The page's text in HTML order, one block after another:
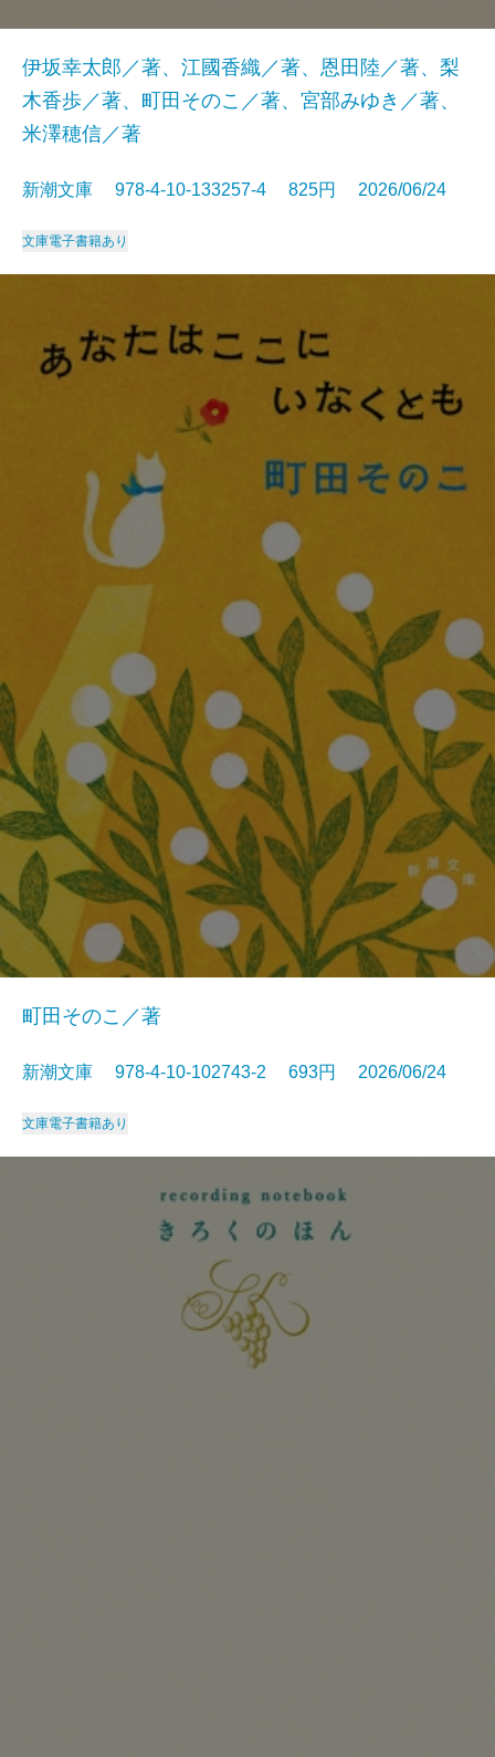
伊坂幸太郎／著、江國香織／著、恩田陸／著、梨
木香歩／著、町田そのこ／著、宮部みゆき／著、
米澤穂信／著
新潮文庫 978-4-10-133257-4 825円 2026/06/24
文庫電子書籍あり
町田そのこ／著
新潮文庫 978-4-10-102743-2 693円 2026/06/24
文庫電子書籍あり